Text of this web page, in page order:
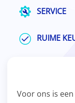
SERVICE
RUIME
Voor ons is